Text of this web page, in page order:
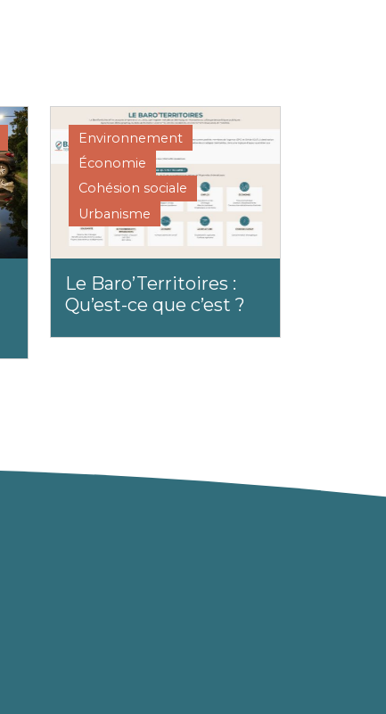
Environnement
Économie
Cohésion sociale
Urbanisme
Le Baro’Territoires :
Qu’est-ce que c’est ?